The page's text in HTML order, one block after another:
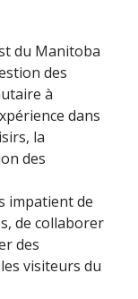
du Manitoba
des
à
dans
la
des
impatient de
de collaborer
des
visiteurs du